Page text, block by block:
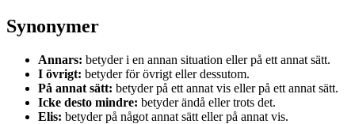
Synonymer
Annars: betyder i en annan situation eller på ett annat sätt.
I övrigt: betyder för övrigt eller dessutom.
På annat sätt: betyder på ett annat vis eller på ett annat sätt.
Icke desto mindre: betyder ändå eller trots det.
Elis: betyder på något annat sätt eller på annat vis.